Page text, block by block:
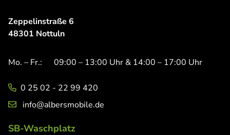
Zeppelinstraße 6
48301 Nottuln
Mo. – Fr.: 09:00 – 13:00 Uhr & 14:00 – 17:00 Uhr
0 25 02 - 22 99 420
info@albersmobile.de
SB-Waschplatz